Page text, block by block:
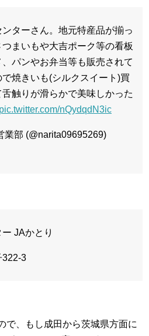
ターさん。地元特産品が揃っ
まいもや大吉ポーク等の看板
パンやお弁当等も販売されて
焼きいも(シルクスイート)買
触りが滑らかで美味しかった
pic.twitter.com/nQydqdN3ic
部 (@narita09695269)
JAかとり
322-3
で、もし成田から茨城県方面に